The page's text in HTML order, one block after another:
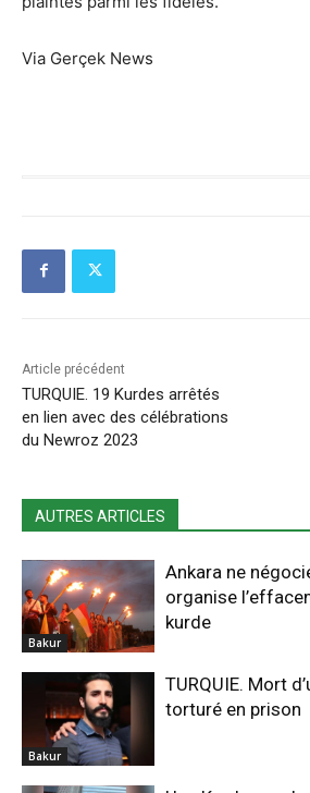
Via Gerçek News
Article précédent
TURQUIE. 19 Kurdes arrêtés
en lien avec des célébrations
du Newroz 2023
AUTRES ARTICLES
Bakur
Ankara ne
organise
kurde
Bakur
TURQUIE. Mort
torturé en prison